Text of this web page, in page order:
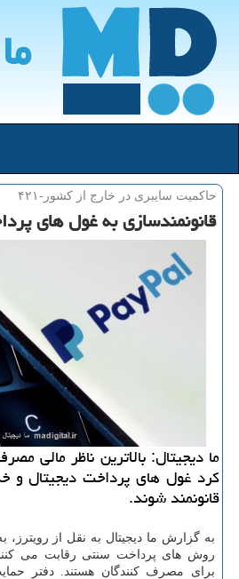
حاكمیت سایبری در خارج از كشور-۴۲۱
قانونمندسازی به غول های
ما دیجیتال: بالاترین ناظر مالی
کرد غول های پرداخت دیجیتال و
قانونمند شوند.
به گزارش ما دیجیتال به نقل از رویترز،
روش های پرداخت سنتی رقابت می کنند
برای مصرف کنندگان هستند. دفتر